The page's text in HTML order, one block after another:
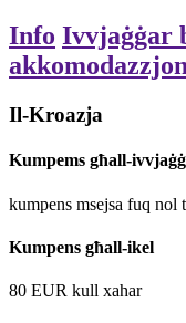
Info Ivvjaġġar
Il-Kroazja
Kumpems għall-
kumpens msejsa fuq nol
Kumpens għall-ikel
80 EUR kull xahar